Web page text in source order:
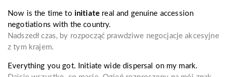
Now is the time to initiate real and genuine accession
negotiations with the country.
Nadszedł czas, by rozpocząć prawdziwe negocjacje akcesyjne
z tym krajem.
Everything you got. Initiate wide dispersal on my mark.